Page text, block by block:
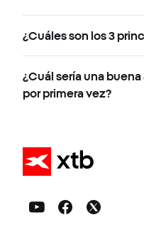
¿Cuáles son los 3
¿Cuál sería una
por primera vez?